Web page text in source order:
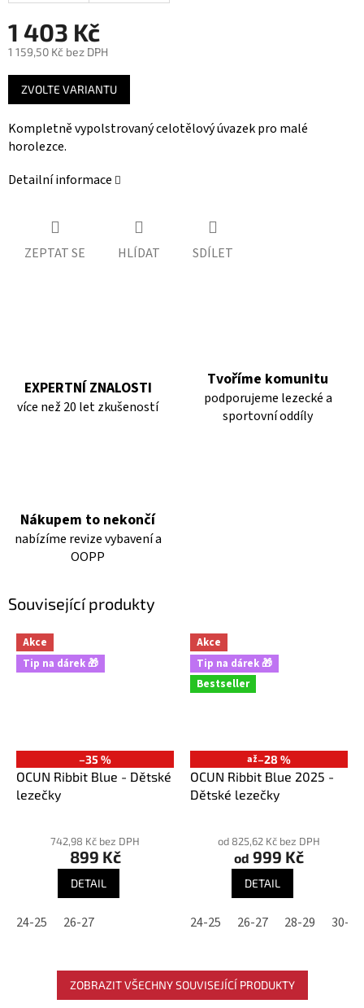
1 403 Kč
1 159,50 Kč bez DPH
Měrná
cena:
ZVOLTE VARIANTU
Kompletně vypolstrovaný celotělový úvazek pro malé
horolezce.
Detailní informace
ZEPTAT SE HLÍDAT SDÍLET
EXPERTNÍ ZNALOSTI
více než 20 let zkušeností
Tvoříme komunitu
podporujeme lezecké a
sportovní oddíly
Nákupem to nekončí
nabízíme revize vybavení a
OOPP
Související produkty
Akce
Tip na dárek 🎁
–35 %
OCUN Ribbit Blue - Dětské
lezečky
hodnocení
5
742,98 Kč bez DPH
899 Kč
DETAIL
24-25 26-27
Akce
Tip na dárek 🎁
Bestseller
až–28 %
OCUN Ribbit Blue 2025 -
Dětské lezečky
hodnocení
produktu
5
od 825,62 Kč bez DPH
od 999 Kč
DETAIL
24-25 26-27 28-29 30-31
ZOBRAZIT VŠECHNY SOUVISEJÍCÍ PRODUKTY